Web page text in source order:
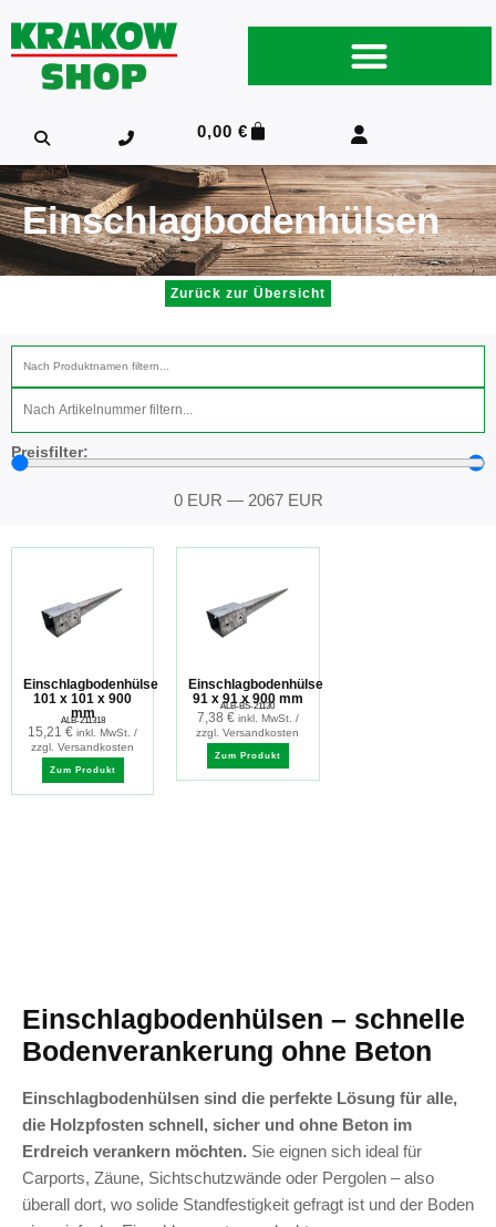
0,00€
Einschlagbodenhülsen
Startseite
Zurück zur Übersicht
Preisfilter:
0 EUR — 2067 EUR
Einschlagbodenhülse
101 x 101 x 900
mm
ALB-211318
15,21€ inkl. MwSt. /
zzgl. Versandkosten
Zum Produkt
Einschlagbodenhülse
91 x 91 x 900 mm
ALB-BS-21130
7,38 € inkl. MwSt. /
zzgl. Versandkosten
Zum Produkt
Einschlagbodenhülsen – schnelle
Bodenverankerung ohne Beton
Einschlagbodenhülsen sind die perfekte Lösung für alle,
die Holzpfosten schnell, sicher und ohne Beton im
Erdreich verankern möchten. Sie eignen sich ideal für
Carports, Zäune, Sichtschutzwände oder Pergolen – also
überall dort, wo solide Standfestigkeit gefragt ist und der Boden